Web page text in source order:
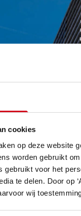
cookies
op deze website
worden gebruikt
gebruikt voor het
te delen. Door op
wij